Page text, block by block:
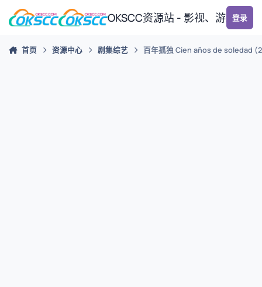
跳转到帖子
OKSCC资源站 - 影视、游戏、
登录
首页 资源中心 剧集综艺 百年孤独 Cien años de soledad